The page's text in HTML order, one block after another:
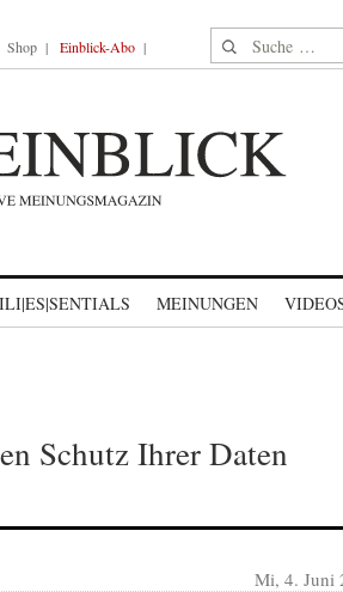
Shop Einblick-Abo Suche nach:
MEINUNGEN
Schutz Ihrer Daten
Mi, 4. Juni